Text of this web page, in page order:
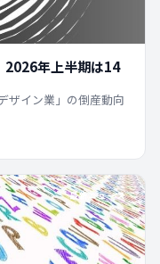
年上半期は14
ザイン業」の倒産動向
最新ニュース